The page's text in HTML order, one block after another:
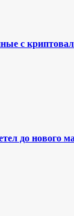
с
до нового